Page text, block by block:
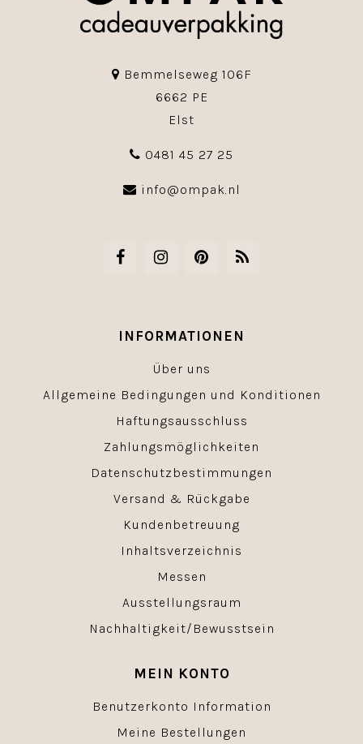
Bemmelseweg 106F
6662 PE
Elst
0481 45 27 25
info@ompak.nl
INFORMATIONEN
Über uns
Allgemeine Bedingungen und Konditionen
Haftungsausschluss
Zahlungsmöglichkeiten
Datenschutzbestimmungen
Versand & Rückgabe
Kundenbetreuung
Inhaltsverzeichnis
Messen
Ausstellungsraum
Nachhaltigkeit/Bewusstsein
MEIN KONTO
Benutzerkonto Information
Meine Bestellungen